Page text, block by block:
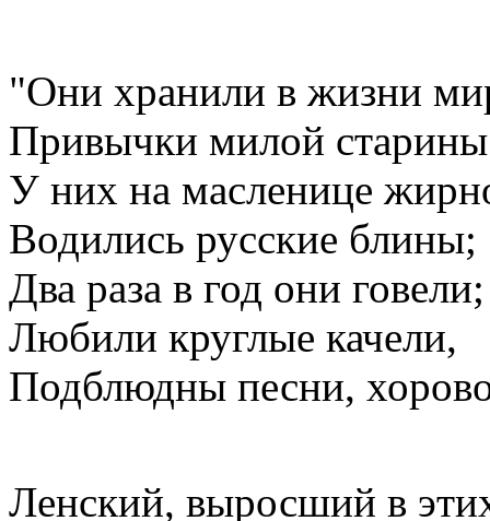
"Они хранили в жизни
Привычки милой
У них на масленице
Водились русские блины;
Два раза в год они говели;
Любили круглые качели,
Подблюдны песни,
Ленский, выросший в